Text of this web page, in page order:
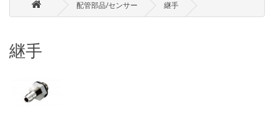
配管部品/センサー 継手
継手